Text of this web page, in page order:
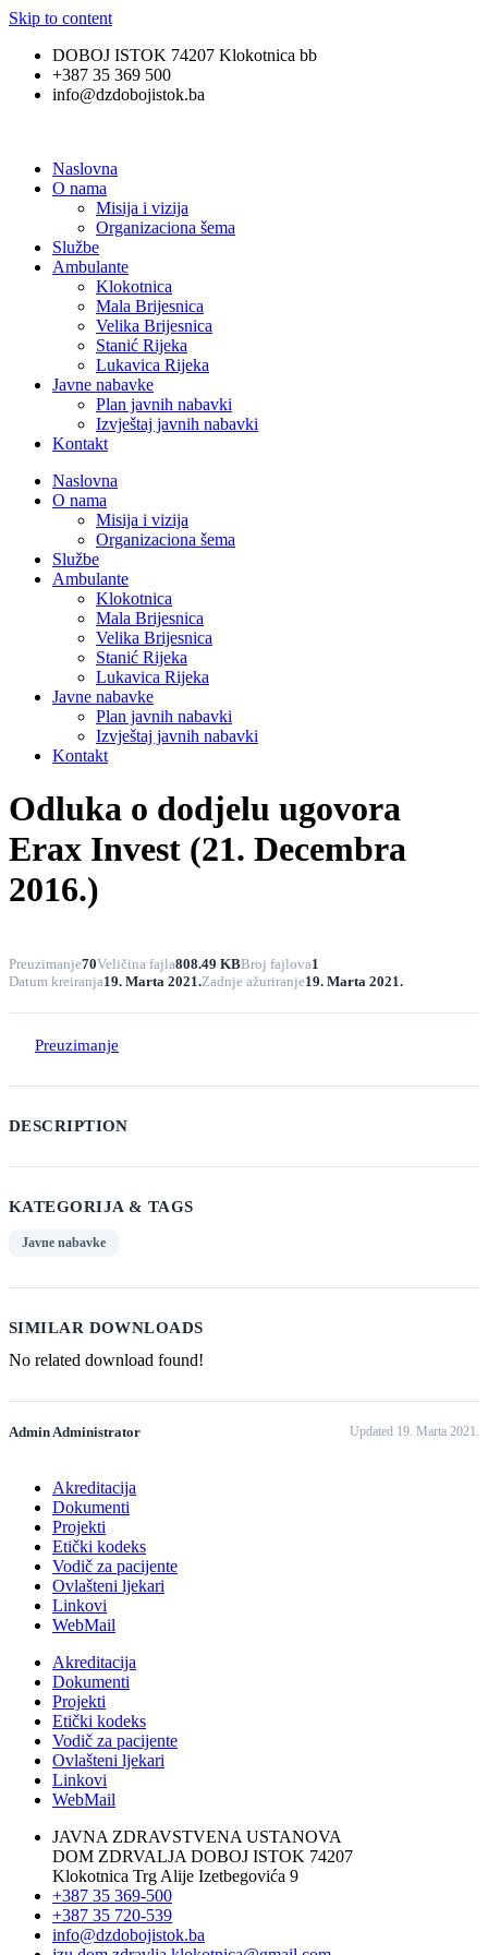
Skip to content
DOBOJ ISTOK 74207 Klokotnica bb
+387 35 369 500
info@dzdobojistok.ba
Naslovna
O nama
Misija i vizija
Organizaciona šema
Službe
Ambulante
Klokotnica
Mala Brijesnica
Velika Brijesnica
Stanić Rijeka
Lukavica Rijeka
Javne nabavke
Plan javnih nabavki
Izvještaj javnih nabavki
Kontakt
Naslovna
O nama
Misija i vizija
Organizaciona šema
Službe
Ambulante
Klokotnica
Mala Brijesnica
Velika Brijesnica
Stanić Rijeka
Lukavica Rijeka
Javne nabavke
Plan javnih nabavki
Izvještaj javnih nabavki
Kontakt
Odluka o dodjelu ugovora
Erax Invest (21. Decembra
2016.)
Preuzimanje70Veličina fajla808.49 KBBroj fajlova1
Datum kreiranja19. Marta 2021.Zadnje ažuriranje19. Marta 2021.
Preuzimanje
DESCRIPTION
KATEGORIJA & TAGS
Javne nabavke
SIMILAR DOWNLOADS
No related download found!
Admin Administrator Updated 19. Marta 2021.
Akreditacija
Dokumenti
Projekti
Etički kodeks
Vodič za pacijente
Ovlašteni ljekari
Linkovi
WebMail
Akreditacija
Dokumenti
Projekti
Etički kodeks
Vodič za pacijente
Ovlašteni ljekari
Linkovi
WebMail
JAVNA ZDRAVSTVENA USTANOVA
DOM ZDRVALJA DOBOJ ISTOK 74207
Klokotnica Trg Alije Izetbegovića 9
+387 35 369-500
+387 35 720-539
info@dzdobojistok.ba